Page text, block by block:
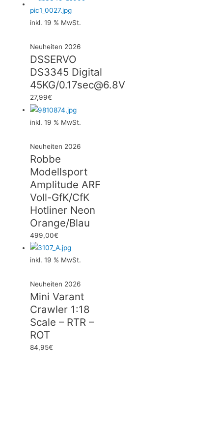
inkl. 19 % MwSt.
Neuheiten 2026
DSSERVO
DS3345 Digital
45KG/0.17sec@6.8V
27,99€
inkl. 19 % MwSt.
Neuheiten 2026
Robbe
Modellsport
Amplitude ARF
Voll-GfK/CfK
Hotliner Neon
Orange/Blau
499,00€
inkl. 19 % MwSt.
Neuheiten 2026
Mini Varant
Crawler 1:18
Scale – RTR –
ROT
84,95€